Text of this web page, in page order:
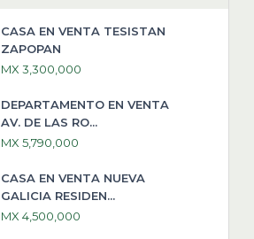
CASA EN VENTA TESISTAN
ZAPOPAN
MX 3,300,000
DEPARTAMENTO EN VENTA
AV. DE LAS RO...
MX 5,790,000
CASA EN VENTA NUEVA
GALICIA RESIDEN...
MX 4,500,000